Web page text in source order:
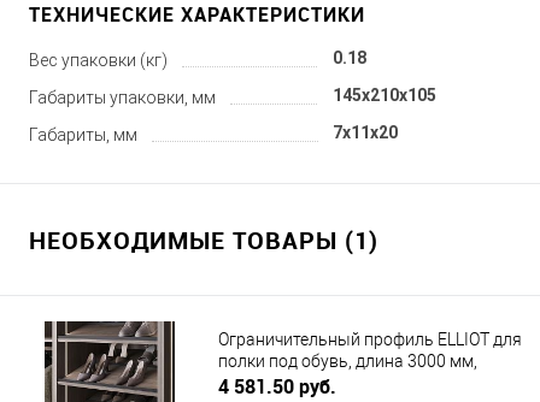
ТЕХНИЧЕСКИЕ ХАРАКТЕРИСТИКИ
Вес упаковки (кг) 0.18
Габариты упаковки, мм 145x210x105
Габариты, мм 7x11x20
НЕОБХОДИМЫЕ ТОВАРЫ (1)
Ограничительный профиль ELLIOT для
полки под обувь, длина 3000 мм,
антрацит DUSLAR
4 581.50 руб.